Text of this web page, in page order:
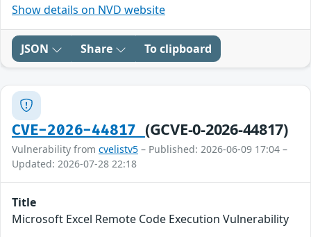
Show details on NVD website
JSON Share To clipboard
CVE-2026-44817 (GCVE-0-2026-44817)
Vulnerability from cvelistv5 – Published: 2026-06-09 17:04 –
Updated: 2026-07-28 22:18
Title
Microsoft Excel Remote Code Execution Vulnerability